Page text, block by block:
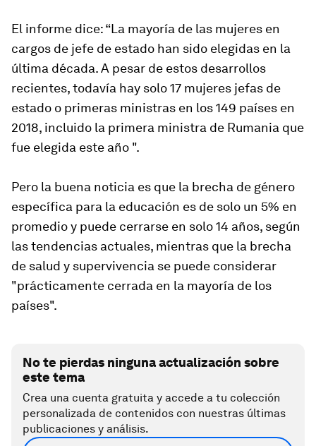
El informe dice: “La mayoría de las mujeres en
cargos de jefe de estado han sido elegidas en la
última década. A pesar de estos desarrollos
recientes, todavía hay solo 17 mujeres jefas de
estado o primeras ministras en los 149 países en
2018, incluido la primera ministra de Rumania que
fue elegida este año ".
Pero la buena noticia es que la brecha de género
específica para la educación es de solo un 5% en
promedio y puede cerrarse en solo 14 años, según
las tendencias actuales, mientras que la brecha
de salud y supervivencia se puede considerar
"prácticamente cerrada en la mayoría de los
países".
No te pierdas ninguna actualización sobre
este tema
Crea una cuenta gratuita y accede a tu colección
personalizada de contenidos con nuestras últimas
publicaciones y análisis.